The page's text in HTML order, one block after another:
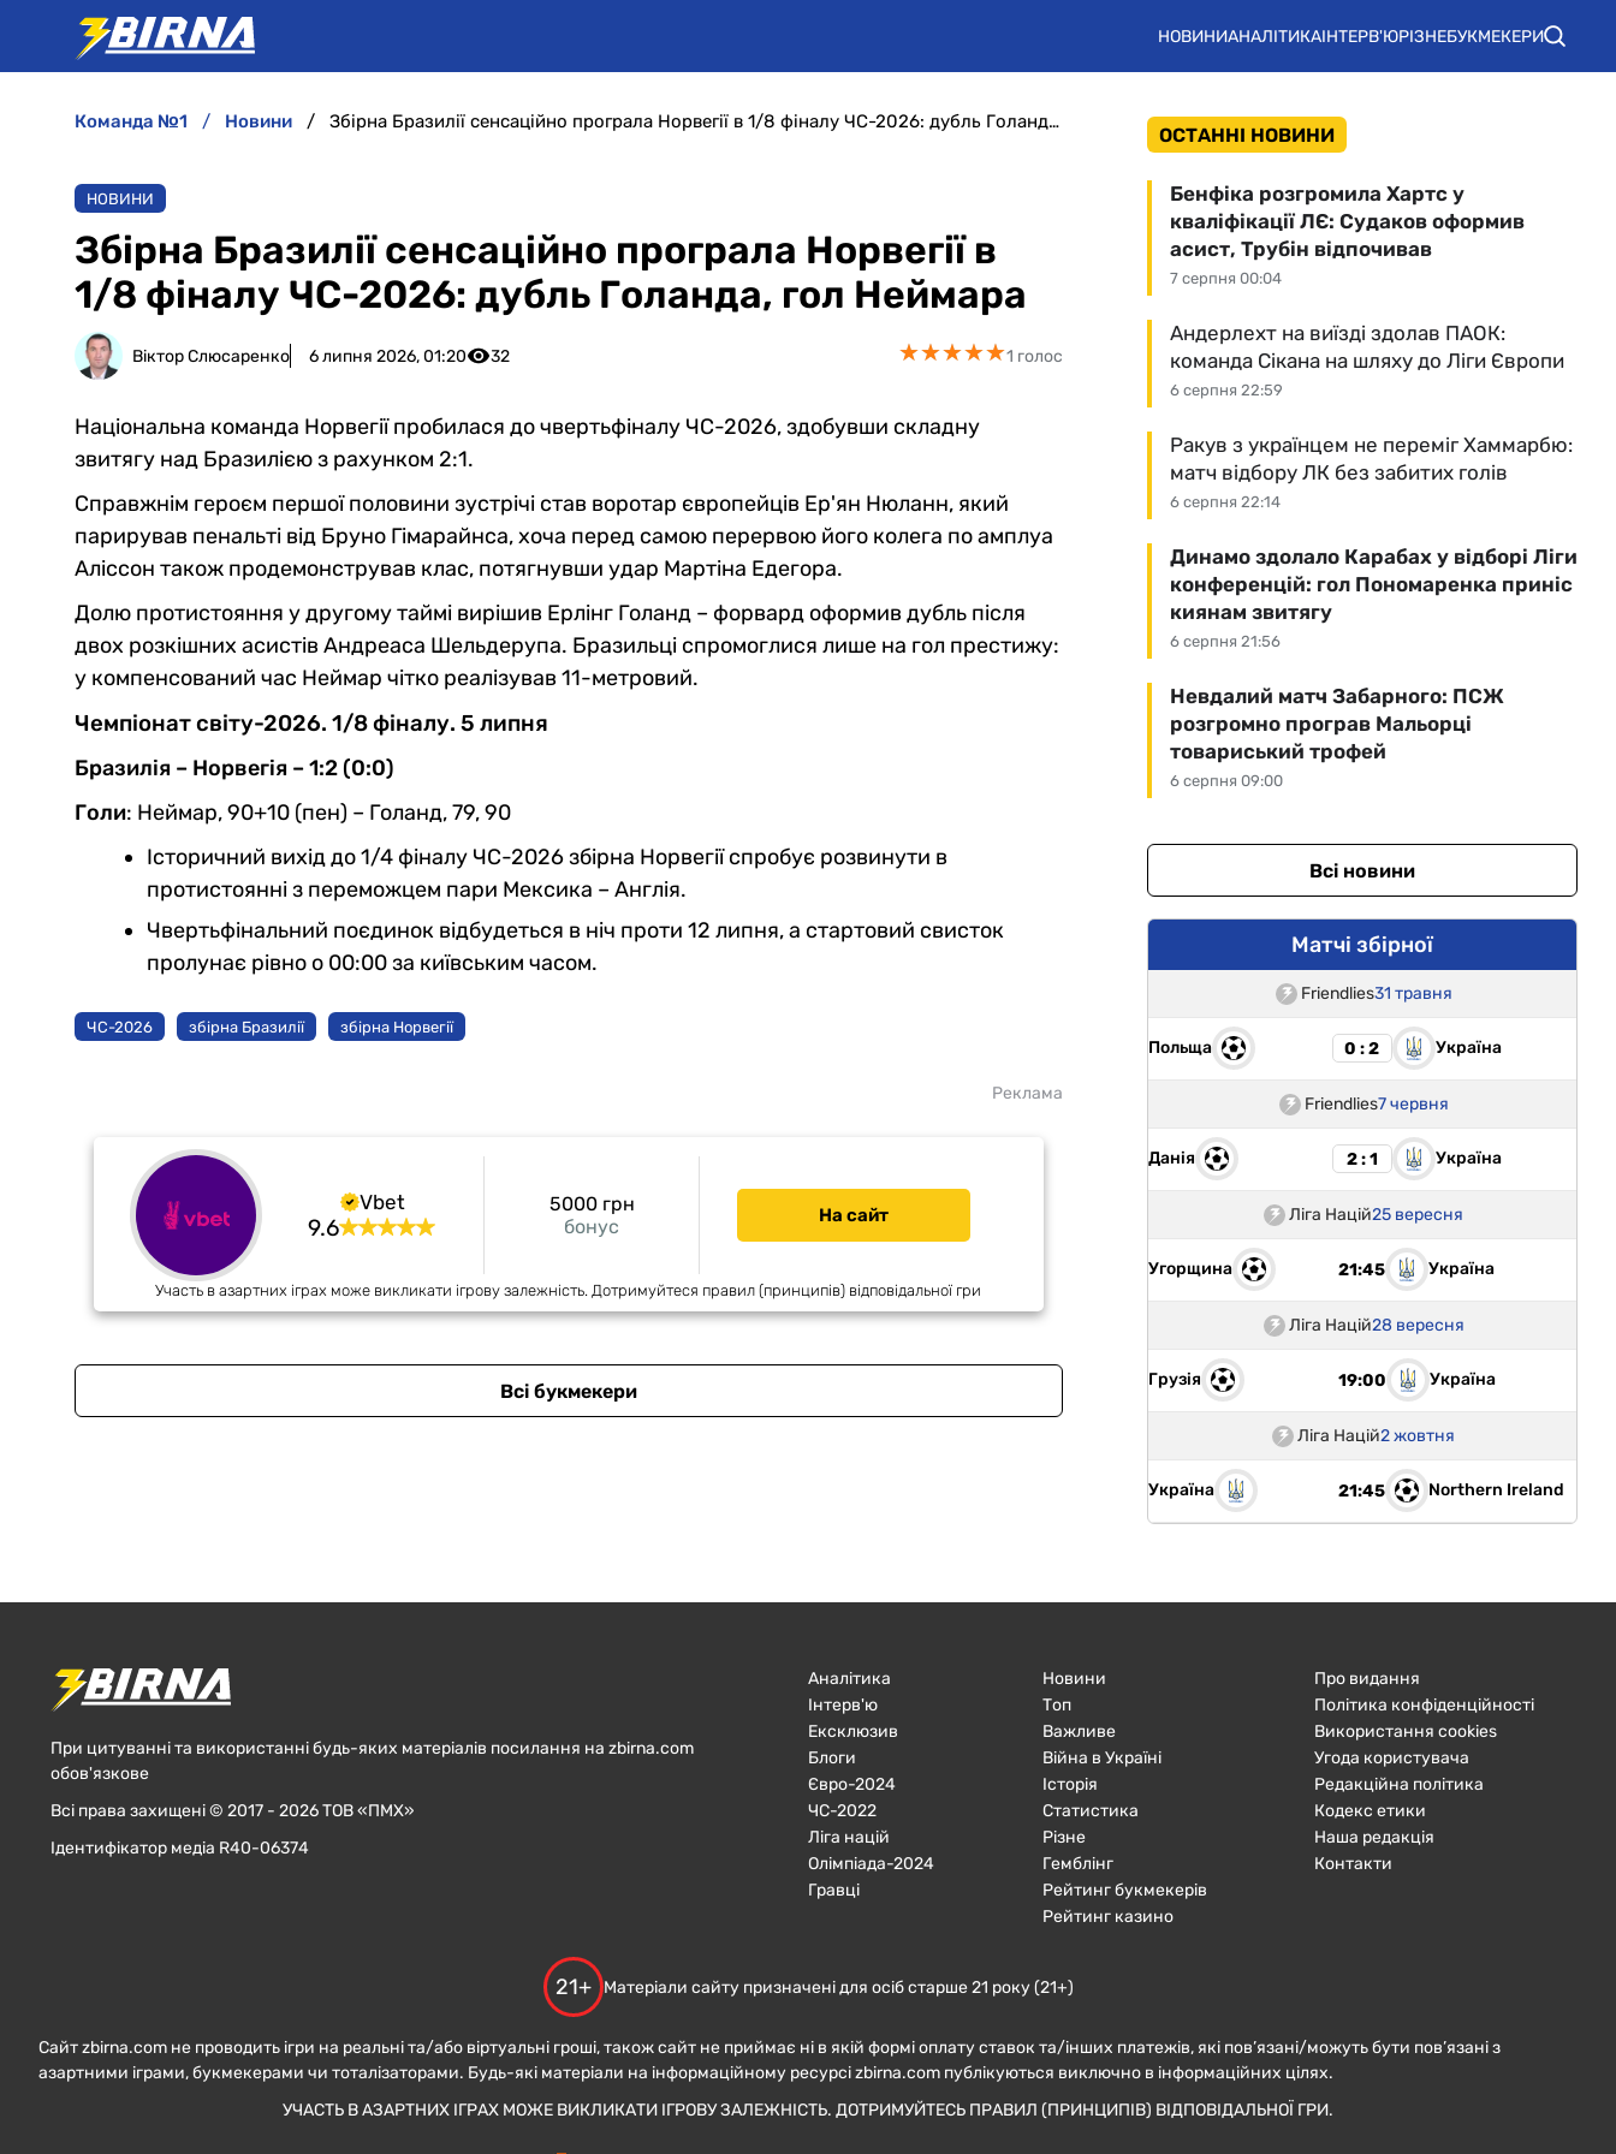
НОВИНИАНАЛІТИКАІНТЕРВ'ЮРІЗНЕБУКМЕКЕРИ
команда №1 новини Збірна Бразилії сенсаційно програла Норвегії в 1/8 фіналу ЧС-2026: дубль Голанда, гол Неймара
НОВИНИ
Збірна Бразилії сенсаційно програла Норвегії в
1/8 фіналу ЧС-2026: дубль Голанда, гол Неймара
Віктор Слюсаренко 6 липня 2026, 01:20 32 ★★★★★
★★★★★1 голос
Національна команда Норвегії пробилася до чвертьфіналу ЧС-2026, здобувши складну
звитягу над Бразилією з рахунком 2:1.
Справжнім героєм першої половини зустрічі став воротар європейців Ер'ян Нюланн, який
парирував пенальті від Бруно Гімарайнса, хоча перед самою перервою його колега по амплуа
Аліссон також продемонстрував клас, потягнувши удар Мартіна Едегора.
Долю протистояння у другому таймі вирішив Ерлінг Голанд – форвард оформив дубль після
двох розкішних асистів Андреаса Шельдерупа. Бразильці спромоглися лише на гол престижу:
у компенсований час Неймар чітко реалізував 11-метровий.
Чемпіонат світу-2026. 1/8 фіналу. 5 липня
Бразилія – Норвегія – 1:2 (0:0)
Голи: Неймар, 90+10 (пен) – Голанд, 79, 90
Історичний вихід до 1/4 фіналу ЧС-2026 збірна Норвегії спробує розвинути в
протистоянні з переможцем пари Мексика – Англія.
Чвертьфінальний поєдинок відбудеться в ніч проти 12 липня, а стартовий свисток
пролунає рівно о 00:00 за київським часом.
ЧС-2026 збірна Бразилії збірна Норвегії
Реклама
Vbet
9.6 бонус
5000 грн На сайт
Участь в азартних іграх може викликати ігрову залежність. Дотримуйтеся правил (принципів) відповідальної гри
Всі букмекери
ОСТАННІ НОВИНИ
7 серпня 00:04
Бенфіка розгромила Хартс у
кваліфікації ЛЄ: Судаков оформив
асист, Трубін відпочивав
6 серпня 22:59
Андерлехт на виїзді здолав ПАОК:
команда Сікана на шляху до Ліги Європи
6 серпня 22:14
Ракув з українцем не переміг Хаммарбю:
матч відбору ЛК без забитих голів
6 серпня 21:56
Динамо здолало Карабах у відборі Ліги
конференцій: гол Пономаренка приніс
киянам звитягу
6 серпня 09:00
Невдалий матч Забарного: ПСЖ
розгромно програв Мальорці
товариський трофей
Всі новини
Матчі збірної
Friendlies31 травня
Польща 0 : 2 Україна
Friendlies7 червня
Данія 2 : 1 Україна
Ліга Націй25 вересня
Угорщина 21:45 Україна
Ліга Націй28 вересня
Грузія 19:00 Україна
Ліга Націй2 жовтня
Україна 21:45 Northern Ireland
При цитуванні та використанні будь-яких матеріалів посилання на zbirna.com
обов'язкове
Всі права захищені © 2017 - 2026 ТОВ «ПМХ»
Ідентифікатор медіа R40-06374
Аналітика
Інтерв'ю
Ексклюзив
Блоги
Євро-2024
ЧC-2022
Ліга націй
Олімпіада-2024
Гравці
Новини
Топ
Важливе
Війна в Україні
Історія
Статистика
Різне
Гемблінг
Рейтинг букмекерів
Рейтинг казино
Про видання
Політика конфіденційності
Використання cookies
Угода користувача
Редакційна політика
Кодекс етики
Наша редакція
Контакти
21+ Матеріали сайту призначені для осіб старше 21 року (21+)
Сайт zbirna.com не проводить ігри на реальні та/або віртуальні гроші, також сайт не приймає ні в якій формі оплату ставок та/інших платежів, які пов’язані/можуть бути пов’язані з
азартними іграми, букмекерами чи тоталізаторами. Будь-які матеріали на інформаційному ресурсі zbirna.com публікуються виключно в інформаційних цілях.
УЧАСТЬ В АЗАРТНИХ ІГРАХ МОЖЕ ВИКЛИКАТИ ІГРОВУ ЗАЛЕЖНІСТЬ. ДОТРИМУЙТЕСЬ ПРАВИЛ (ПРИНЦИПІВ) ВІДПОВІДАЛЬНОЇ ГРИ.